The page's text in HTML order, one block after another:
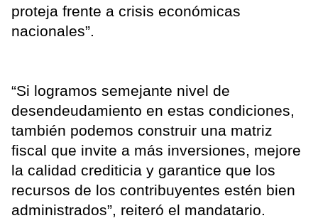
proteja frente a crisis económicas
nacionales”.
“Si logramos semejante nivel de
desendeudamiento en estas condiciones,
también podemos construir una matriz
fiscal que invite a más inversiones, mejore
la calidad crediticia y garantice que los
recursos de los contribuyentes estén bien
administrados”, reiteró el mandatario.